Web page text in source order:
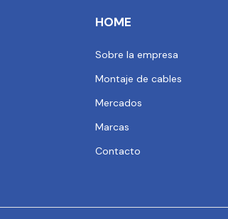
HOME
Sobre la empresa
Montaje de cables
Mercados
Marcas
Contacto